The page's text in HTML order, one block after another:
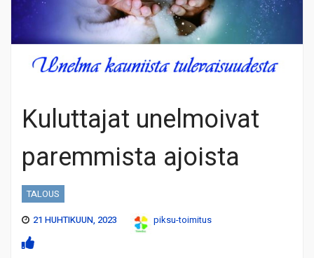
Kuluttajat unelmoivat
paremmista ajoista
TALOUS
21 HUHTIKUUN, 2023
piksu-toimitus